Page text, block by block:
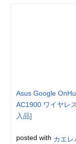
Asus Google
AC1900 ワイヤレ
入品]
posted with カエレ